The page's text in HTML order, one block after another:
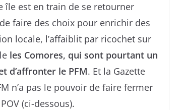
île est en train de se retourner
faire des choix pour enrichir des
locale, l’affaiblit par ricochet sur
les Comores, qui sont pourtant un
d’affronter le PFM. Et la Gazette
n’a pas le pouvoir de faire fermer
(ci-dessous).